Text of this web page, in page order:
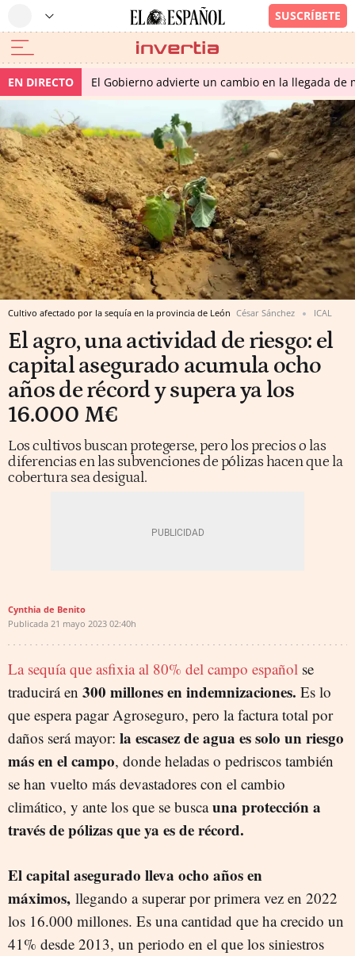
EN DIRECTO El Gobierno advierte un cambio en la llegada
Cultivo afectado por la sequía en la provincia de León César Sánchez ICAL
El agro, una actividad de riesgo: el
capital asegurado acumula ocho
años de récord y supera ya los
16.000 M€
Los cultivos buscan protegerse, pero los precios o las
diferencias en las subvenciones de pólizas hacen que la
cobertura sea desigual.
Cynthia de Benito
Publicada 21 mayo 2023 02:40h
La sequía que asfixia al 80% del campo español se
traducirá en 300 millones en indemnizaciones. Es lo
que espera pagar Agroseguro, pero la factura total por
daños será mayor: la escasez de agua es solo un riesgo
más en el campo, donde heladas o pedriscos también
se han vuelto más devastadores con el cambio
climático, y ante los que se buscauna protección a
través de pólizas que ya es de récord.
El capital asegurado lleva ocho años en
máximos, llegando a superar por primera vez en 2022
los 16.000 millones. Es una cantidad que ha crecido un
41% desde 2013, un periodo en el que los siniestros